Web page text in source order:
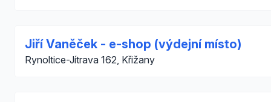
Jiří Vaněček - e-shop (výdejní místo)
Rynoltice-Jítrava 162, Křižany